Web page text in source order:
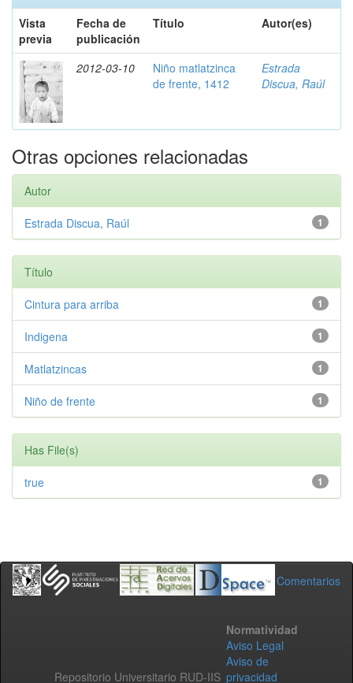
Vista
previa
Fecha de
publicación
Título Autor(es)
2012-03-10
Niño matlatzinca
de frente, 1412
Estrada
Discua, Raúl
Otras opciones relacionadas
Autor
1
Estrada Discua, Raúl
Título
1
Cintura para arriba
1
Indigena
1
Matlatzincas
1
Niño de frente
Has File(s)
1
true
Comentarios
Repositorio Universitario RUD-IIS
Normatividad
Aviso Legal
Aviso de
privacidad